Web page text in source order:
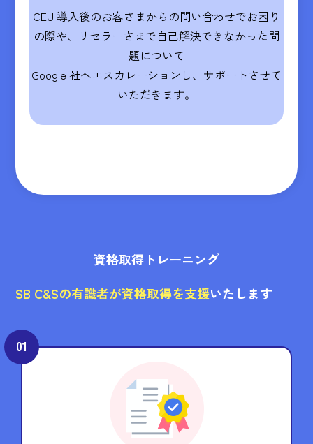
CEU 導入後のお客さまからの問い合わせでお困り
の際や、リセラーさまで自己解決できなかった問
題について
Google 社へエスカレーションし、サポートさせて
いただきます。
資格取得トレーニング
SB C&Sの有識者が資格取得を支援いたします
01